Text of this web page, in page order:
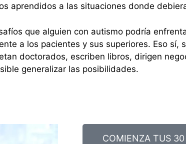
aprendidos a las situaciones donde
que alguien con autismo podría
a los pacientes y sus superiores. Eso sí,
doctorados, escriben libros, dirigen
generalizar las posibilidades.
COMIENZA TUS 30